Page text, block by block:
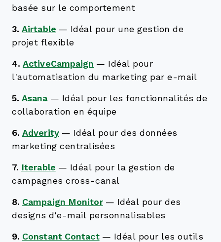
basée sur le comportement
3. Airtable — Idéal pour une gestion de
projet flexible
4. ActiveCampaign — Idéal pour
l'automatisation du marketing par e-mail
5. Asana — Idéal pour les fonctionnalités de
collaboration en équipe
6. Adverity — Idéal pour des données
marketing centralisées
7. Iterable — Idéal pour la gestion de
campagnes cross-canal
8. Campaign Monitor — Idéal pour des
designs d'e-mail personnalisables
9. Constant Contact — Idéal pour les outils